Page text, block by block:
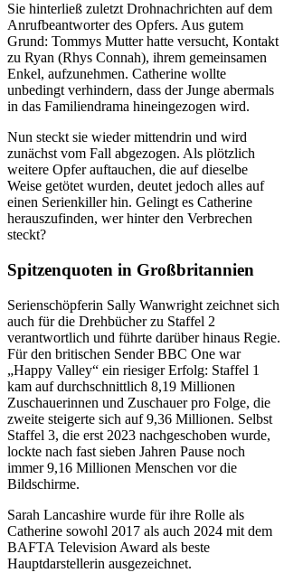
Sie hinterließ zuletzt Drohnachrichten auf dem
Anrufbeantworter des Opfers. Aus gutem
Grund: Tommys Mutter hatte versucht, Kontakt
zu Ryan (Rhys Connah), ihrem gemeinsamen
Enkel, aufzunehmen. Catherine wollte
unbedingt verhindern, dass der Junge abermals
in das Familiendrama hineingezogen wird.
Nun steckt sie wieder mittendrin und wird
zunächst vom Fall abgezogen. Als plötzlich
weitere Opfer auftauchen, die auf dieselbe
Weise getötet wurden, deutet jedoch alles auf
einen Serienkiller hin. Gelingt es Catherine
herauszufinden, wer hinter den Verbrechen
steckt?
Spitzenquoten in Großbritannien
Serienschöpferin Sally Wanwright zeichnet sich
auch für die Drehbücher zu Staffel 2
verantwortlich und führte darüber hinaus Regie.
Für den britischen Sender BBC One war
„Happy Valley“ ein riesiger Erfolg: Staffel 1
kam auf durchschnittlich 8,19 Millionen
Zuschauerinnen und Zuschauer pro Folge, die
zweite steigerte sich auf 9,36 Millionen. Selbst
Staffel 3, die erst 2023 nachgeschoben wurde,
lockte nach fast sieben Jahren Pause noch
immer 9,16 Millionen Menschen vor die
Bildschirme.
Sarah Lancashire wurde für ihre Rolle als
Catherine sowohl 2017 als auch 2024 mit dem
BAFTA Television Award als beste
Hauptdarstellerin ausgezeichnet.